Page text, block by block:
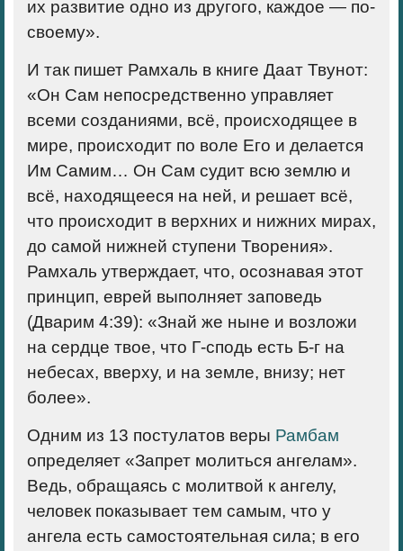
их развитие одно из другого, каждое — по-
своему».
И так пишет Рамхаль в книге Даат Твунот:
«Он Сам непосредственно управляет
всеми созданиями, всё, происходящее в
мире, происходит по воле Его и делается
Им Самим… Он Сам судит всю землю и
всё, находящееся на ней, и решает всё,
что происходит в верхних и нижних мирах,
до самой нижней ступени Творения».
Рамхаль утверждает, что, осознавая этот
принцип, еврей выполняет заповедь
(Дварим 4:39): «Знай же ныне и возложи
на сердце твое, что Г-сподь есть Б-г на
небесах, вверху, и на земле, внизу; нет
более».
Одним из 13 постулатов веры Рамбам
определяет «Запрет молиться ангелам».
Ведь, обращаясь с молитвой к ангелу,
человек показывает тем самым, что у
ангела есть самостоятельная сила; в его